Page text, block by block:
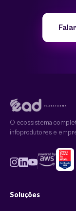
O ecossistema
infoprodutores e
Soluções